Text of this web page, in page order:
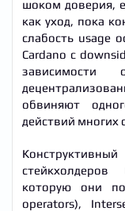
шоком доверия,
как уход, пока
слабость usage
Cardano с
обвиняют
действий многих
стейкхолдеров
которую они
operators),